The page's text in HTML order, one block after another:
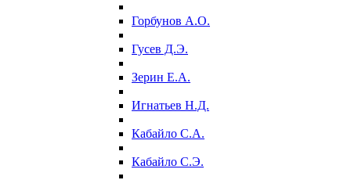
Горбунов А.О.
Гусев Д.Э.
Зерин Е.А.
Игнатьев Н.Д.
Кабайло С.А.
Кабайло С.Э.